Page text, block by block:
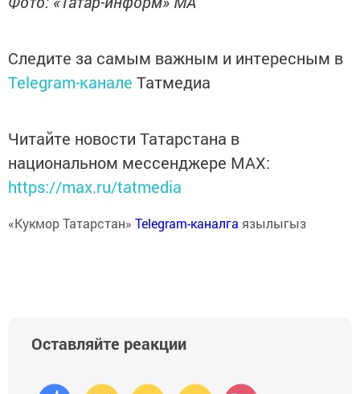
Следите за самым важным и интересным в
Telegram-канале Татмедиа
Читайте новости Татарстана в
национальном мессенджере MАХ:
https://max.ru/tatmedia
«Кукмор Татарстан» Telegram-каналга язылыгыз
Оставляйте реакции